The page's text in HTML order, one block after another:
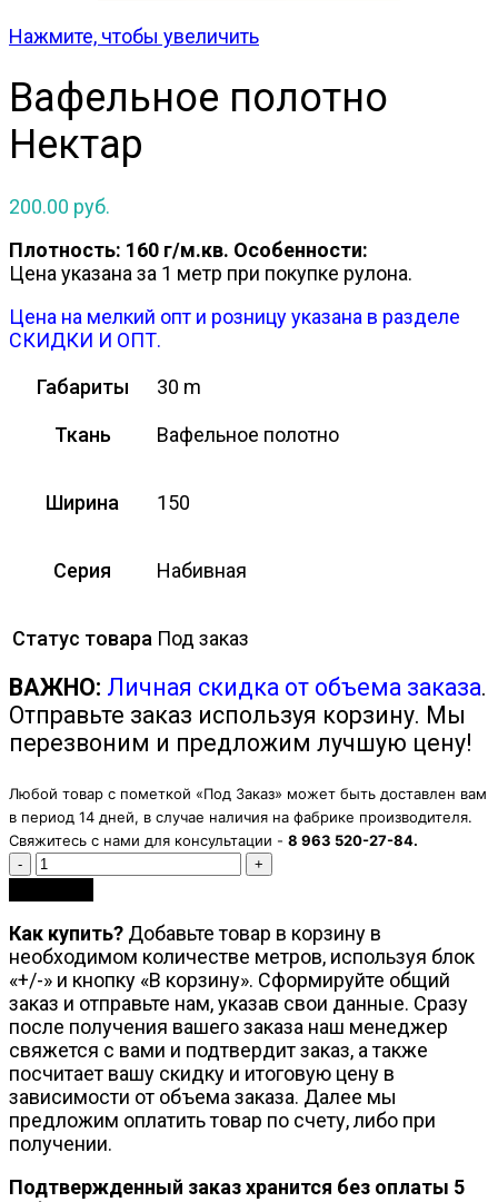
Нажмите, чтобы увеличить
Вафельное полотно
Нектар
200.00 руб.
Плотность: 160 г/м.кв. Особенности:
Цена указана за 1 метр при покупке рулона.
Цена на мелкий опт и розницу указана в разделе
СКИДКИ И ОПТ.
Габариты
30 m
Ткань Вафельное полотно
Ширина 150
Серия Набивная
Статус товара Под заказ
ВАЖНО: Личная скидка от объема заказа.
Отправьте заказ используя корзину. Мы
перезвоним и предложим лучшую цену!
Любой товар с пометкой «Под Заказ» может быть доставлен вам
в период 14 дней, в случае наличия на фабрике производителя.
Свяжитесь с нами для консультации - 8 963 520-27-84.
Количество
Как купить? Добавьте товар в корзину в
необходимом количестве метров, используя блок
«+/-» и кнопку «В корзину». Сформируйте общий
заказ и отправьте нам, указав свои данные. Сразу
после получения вашего заказа наш менеджер
свяжется с вами и подтвердит заказ, а также
посчитает вашу скидку и итоговую цену в
зависимости от объема заказа. Далее мы
предложим оплатить товар по счету, либо при
получении.
Подтвержденный заказ хранится без оплаты 5